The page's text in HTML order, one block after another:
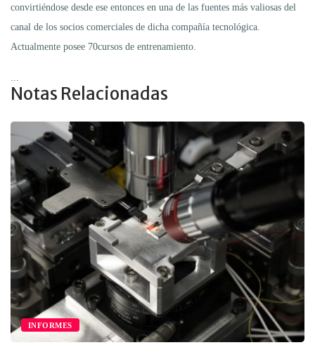
convirtiéndose desde ese entonces en una de las fuentes más valiosas del
canal de los socios comerciales de dicha compañía tecnológica.
Actualmente posee 70cursos de entrenamiento.
Notas Relacionadas
INFORMES